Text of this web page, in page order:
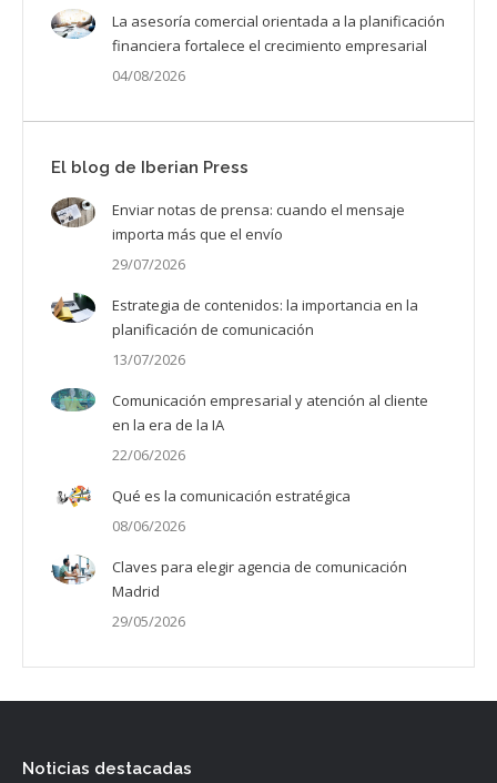
La asesoría comercial orientada a la planificación
financiera fortalece el crecimiento empresarial
04/08/2026
El blog de Iberian Press
Enviar notas de prensa: cuando el mensaje
importa más que el envío
29/07/2026
Estrategia de contenidos: la importancia en la
planificación de comunicación
13/07/2026
Comunicación empresarial y atención al cliente
en la era de la IA
22/06/2026
Qué es la comunicación estratégica
08/06/2026
Claves para elegir agencia de comunicación
Madrid
29/05/2026
Noticias destacadas